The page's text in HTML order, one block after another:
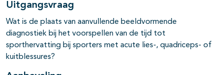
Uitgangsvraag
Wat is de plaats van aanvullende beeldvormende
diagnostiek bij het voorspellen van de tijd tot
sporthervatting bij sporters met acute lies-, quadriceps- of
kuitblessures?